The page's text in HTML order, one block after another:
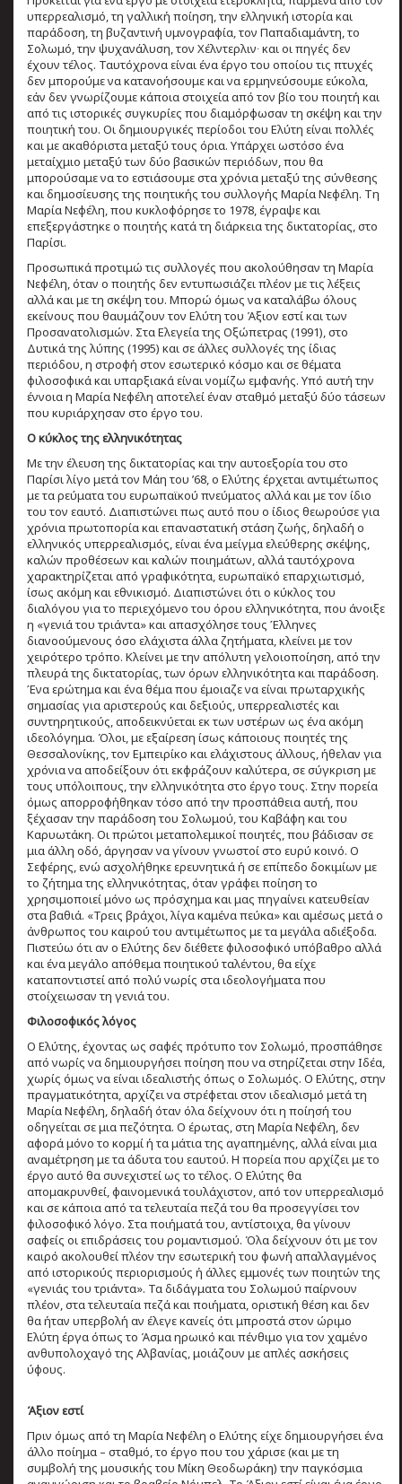
υπερρεαλισμό, τη γαλλική ποίηση, την ελληνική ιστορία και
παράδοση, τη βυζαντινή υμνογραφία, τον Παπαδιαμάντη, το
Σολωμό, την ψυχανάλυση, τον Χέλντερλιν∙ και οι πηγές δεν
έχουν τέλος. Ταυτόχρονα είναι ένα έργο του οποίου τις πτυχές
δεν μπορούμε να κατανοήσουμε και να ερμηνεύσουμε εύκολα,
εάν δεν γνωρίζουμε κάποια στοιχεία από τον βίο του ποιητή και
από τις ιστορικές συγκυρίες που διαμόρφωσαν τη σκέψη και την
ποιητική του. Οι δημιουργικές περίοδοι του Ελύτη είναι πολλές
και με ακαθόριστα μεταξύ τους όρια. Υπάρχει ωστόσο ένα
μεταίχμιο μεταξύ των δύο βασικών περιόδων, που θα
μπορούσαμε να το εστιάσουμε στα χρόνια μεταξύ της σύνθεσης
και δημοσίευσης της ποιητικής του συλλογής Μαρία Νεφέλη. Τη
Μαρία Νεφέλη, που κυκλοφόρησε το 1978, έγραψε και
επεξεργάστηκε ο ποιητής κατά τη διάρκεια της δικτατορίας, στο
Παρίσι.
Προσωπικά προτιμώ τις συλλογές που ακολούθησαν τη Μαρία
Νεφέλη, όταν ο ποιητής δεν εντυπωσιάζει πλέον με τις λέξεις
αλλά και με τη σκέψη του. Μπορώ όμως να καταλάβω όλους
εκείνους που θαυμάζουν τον Ελύτη του Άξιον εστί και των
Προσανατολισμών. Στα Ελεγεία της Οξώπετρας (1991), στο
Δυτικά της λύπης (1995) και σε άλλες συλλογές της ίδιας
περιόδου, η στροφή στον εσωτερικό κόσμο και σε θέματα
φιλοσοφικά και υπαρξιακά είναι νομίζω εμφανής. Υπό αυτή την
έννοια η Μαρία Νεφέλη αποτελεί έναν σταθμό μεταξύ δύο τάσεων
που κυριάρχησαν στο έργο του.
Ο κύκλος της ελληνικότητας
Με την έλευση της δικτατορίας και την αυτοεξορία του στο
Παρίσι λίγο μετά τον Μάη του ’68, ο Ελύτης έρχεται αντιμέτωπος
με τα ρεύματα του ευρωπαϊκού πνεύματος αλλά και με τον ίδιο
του τον εαυτό. Διαπιστώνει πως αυτό που ο ίδιος θεωρούσε για
χρόνια πρωτοπορία και επαναστατική στάση ζωής, δηλαδή ο
ελληνικός υπερρεαλισμός, είναι ένα μείγμα ελεύθερης σκέψης,
καλών προθέσεων και καλών ποιημάτων, αλλά ταυτόχρονα
χαρακτηρίζεται από γραφικότητα, ευρωπαϊκό επαρχιωτισμό,
ίσως ακόμη και εθνικισμό. Διαπιστώνει ότι ο κύκλος του
διαλόγου για το περιεχόμενο του όρου ελληνικότητα, που άνοιξε
η «γενιά του τριάντα» και απασχόλησε τους Έλληνες
διανοούμενους όσο ελάχιστα άλλα ζητήματα, κλείνει με τον
χειρότερο τρόπο. Κλείνει με την απόλυτη γελοιοποίηση, από την
πλευρά της δικτατορίας, των όρων ελληνικότητα και παράδοση.
Ένα ερώτημα και ένα θέμα που έμοιαζε να είναι πρωταρχικής
σημασίας για αριστερούς και δεξιούς, υπερρεαλιστές και
συντηρητικούς, αποδεικνύεται εκ των υστέρων ως ένα ακόμη
ιδεολόγημα. Όλοι, με εξαίρεση ίσως κάποιους ποιητές της
Θεσσαλονίκης, τον Εμπειρίκο και ελάχιστους άλλους, ήθελαν για
χρόνια να αποδείξουν ότι εκφράζουν καλύτερα, σε σύγκριση με
τους υπόλοιπους, την ελληνικότητα στο έργο τους. Στην πορεία
όμως απορροφήθηκαν τόσο από την προσπάθεια αυτή, που
ξέχασαν την παράδοση του Σολωμού, του Καβάφη και του
Καρυωτάκη. Οι πρώτοι μεταπολεμικοί ποιητές, που βάδισαν σε
μια άλλη οδό, άργησαν να γίνουν γνωστοί στο ευρύ κοινό. Ο
Σεφέρης, ενώ ασχολήθηκε ερευνητικά ή σε επίπεδο δοκιμίων με
το ζήτημα της ελληνικότητας, όταν γράφει ποίηση το
χρησιμοποιεί μόνο ως πρόσχημα και μας πηγαίνει κατευθείαν
στα βαθιά. «Τρεις βράχοι, λίγα καμένα πεύκα» και αμέσως μετά ο
άνθρωπος του καιρού του αντιμέτωπος με τα μεγάλα αδιέξοδα.
Πιστεύω ότι αν ο Ελύτης δεν διέθετε φιλοσοφικό υπόβαθρο αλλά
και ένα μεγάλο απόθεμα ποιητικού ταλέντου, θα είχε
καταποντιστεί από πολύ νωρίς στα ιδεολογήματα που
στοίχειωσαν τη γενιά του.
Φιλοσοφικός λόγος
Ο Ελύτης, έχοντας ως σαφές πρότυπο τον Σολωμό, προσπάθησε
από νωρίς να δημιουργήσει ποίηση που να στηρίζεται στην Ιδέα,
χωρίς όμως να είναι ιδεαλιστής όπως ο Σολωμός. Ο Ελύτης, στην
πραγματικότητα, αρχίζει να στρέφεται στον ιδεαλισμό μετά τη
Μαρία Νεφέλη, δηλαδή όταν όλα δείχνουν ότι η ποίησή του
οδηγείται σε μια πεζότητα. Ο έρωτας, στη Μαρία Νεφέλη, δεν
αφορά μόνο το κορμί ή τα μάτια της αγαπημένης, αλλά είναι μια
αναμέτρηση με τα άδυτα του εαυτού. Η πορεία που αρχίζει με το
έργο αυτό θα συνεχιστεί ως το τέλος. Ο Ελύτης θα
απομακρυνθεί, φαινομενικά τουλάχιστον, από τον υπερρεαλισμό
και σε κάποια από τα τελευταία πεζά του θα προσεγγίσει τον
φιλοσοφικό λόγο. Στα ποιήματά του, αντίστοιχα, θα γίνουν
σαφείς οι επιδράσεις του ρομαντισμού. Όλα δείχνουν ότι με τον
καιρό ακολουθεί πλέον την εσωτερική του φωνή απαλλαγμένος
από ιστορικούς περιορισμούς ή άλλες εμμονές των ποιητών της
«γενιάς του τριάντα». Τα διδάγματα του Σολωμού παίρνουν
πλέον, στα τελευταία πεζά και ποιήματα, οριστική θέση και δεν
θα ήταν υπερβολή αν έλεγε κανείς ότι μπροστά στον ώριμο
Ελύτη έργα όπως το Άσμα ηρωικό και πένθιμο για τον χαμένο
ανθυπολοχαγό της Αλβανίας, μοιάζουν με απλές ασκήσεις
ύφους.
Άξιον εστί
Πριν όμως από τη Μαρία Νεφέλη ο Ελύτης είχε δημιουργήσει ένα
άλλο ποίημα – σταθμό, το έργο που του χάρισε (και με τη
συμβολή της μουσικής του Μίκη Θεοδωράκη) την παγκόσμια